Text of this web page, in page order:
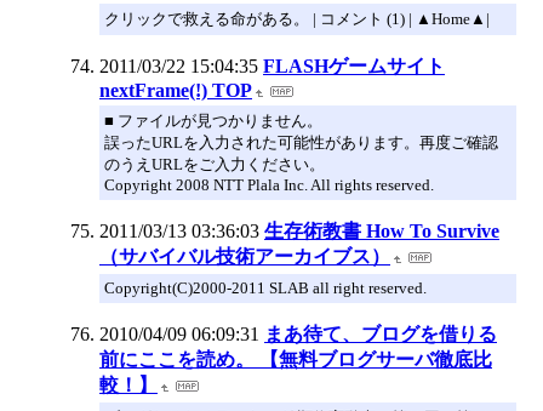
クリックで救える命がある。 | コメント (1) | ▲Home▲|
2011/03/22 15:04:35 FLASHゲームサイト
nextFrame(!) TOP
■ ファイルが見つかりません。
誤ったURLを入力された可能性があります。再度ご確認
のうえURLをご入力ください。
Copyright 2008 NTT Plala Inc. All rights reserved.
2011/03/13 03:36:03 生存術教書 How To Survive
（サバイバル技術アーカイブス）
Copyright(C)2000-2011 SLAB all right reserved.
2010/04/09 06:09:31 まあ待て、ブログを借りる
前にここを読め。 【無料ブログサーバ徹底比
較！】